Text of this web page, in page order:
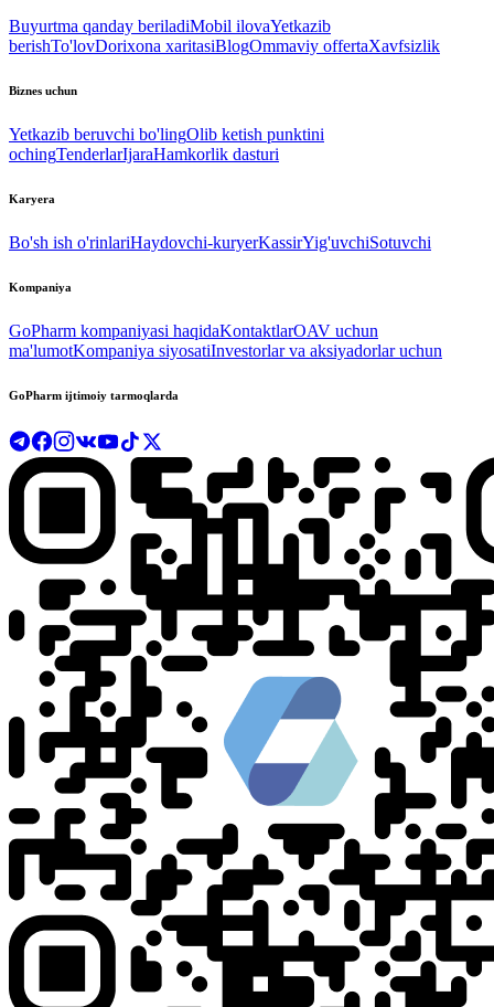
Buyurtma qanday beriladiMobil ilovaYetkazib
berishTo'lovDorixona xaritasiBlogOmmaviy offertaXavfsizlik
Biznes uchun
Yetkazib beruvchi bo'lingOlib ketish punktini
ochingTenderlarIjaraHamkorlik dasturi
Karyera
Bo'sh ish o'rinlariHaydovchi-kuryerKassirYig'uvchiSotuvchi
Kompaniya
GoPharm kompaniyasi haqidaKontaktlarOAV uchun
ma'lumotKompaniya siyosatiInvestorlar va aksiyadorlar uchun
GoPharm ijtimoiy tarmoqlarda